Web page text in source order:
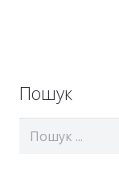
Пошук